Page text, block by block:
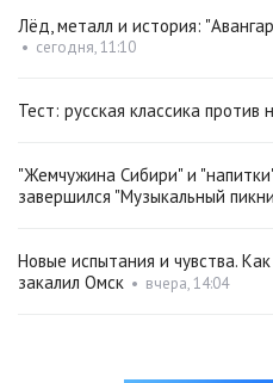
Лёд, металл и история:
• сегодня, 11:10
Тест: русская классика против
"Жемчужина Сибири" и
завершился "Музыкальный
Новые испытания и чувства.
закалил Омск • вчера, 14:04